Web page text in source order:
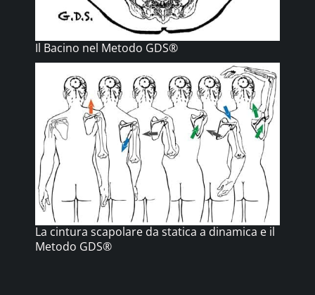
Il Bacino nel Metodo GDS®
La cintura scapolare da statica a dinamica e il
Metodo GDS®